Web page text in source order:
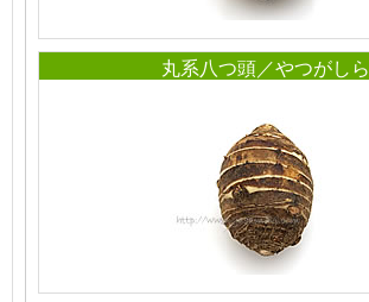
丸系八つ頭／やつがしら